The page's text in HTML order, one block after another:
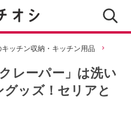
キッチン収納・キッチン用品
レーパー」は洗い
ッズ！セリアと